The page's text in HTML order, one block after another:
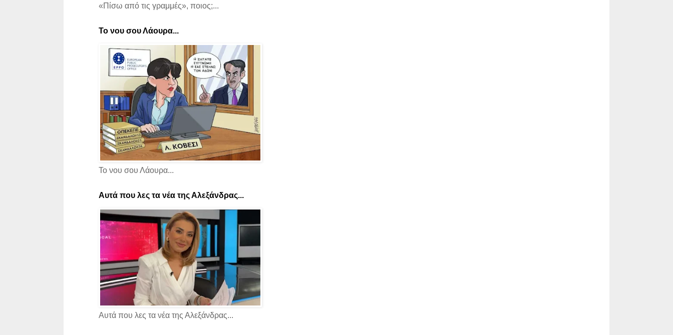
«Πίσω από τις γραμμές», ποιος;...
Το νου σου Λάουρα...
Το νου σου Λάουρα...
Αυτά που λες τα νέα της Αλεξάνδρας...
Αυτά που λες τα νέα της Αλεξάνδρας...